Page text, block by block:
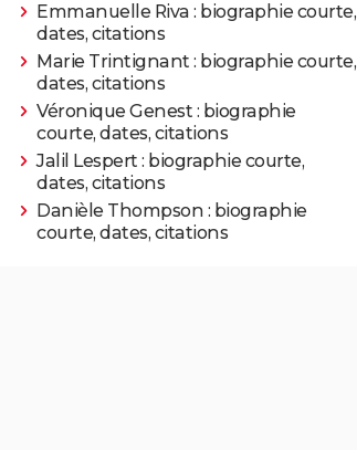
Rôle: Gonzague
Rôle: Le père d'Antoine
Rôle: René-Guy
Emmanuelle Riva : biographie courte,
dates, citations
Marie Trintignant : biographie courte,
dates, citations
Véronique Genest : biographie
courte, dates, citations
Jalil Lespert : biographie courte,
dates, citations
Danièle Thompson : biographie
courte, dates, citations